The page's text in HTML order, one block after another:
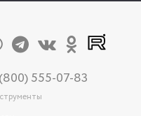
555-07-83